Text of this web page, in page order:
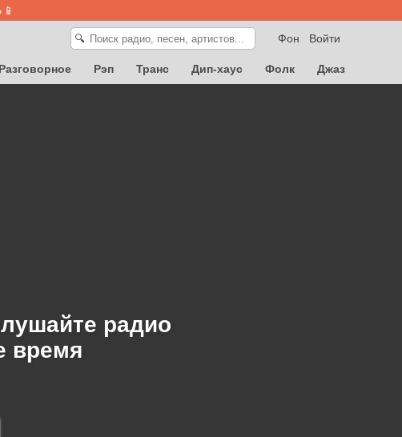
Войти
Фон
🔍
Разговорное Рэп Транс Дип-хаус Фолк
Джаз
радио
время